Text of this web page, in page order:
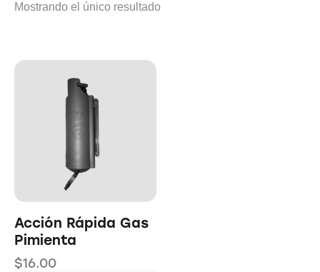
Mostrando el único resultado
Acción Rápida Gas
Pimienta
$16.00